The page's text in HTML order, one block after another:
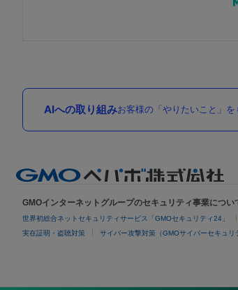
AIへの取り組みお客様の「やりたいこと」
GMOインターネットグループのセキュリティ事業につい
世界初総合ネットセキュリティサービス「GMOセキュリティ24」
実在証明・盗聴対策 サイバー攻撃対策（GMOサイバーセキュリ